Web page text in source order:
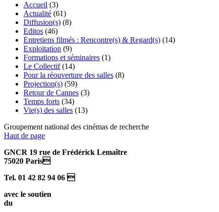
Accueil (3)
Actualité (61)
Diffusion(s) (8)
Editos (46)
Entretiens filmés : Rencontre(s) & Regard(s) (14)
Exploitation (9)
Formations et séminaires (1)
Le Collectif(14)
Pour la réouverture des salles (8)
Projection(s) (59)
Retour de Cannes (3)
Temps forts (34)
Vie(s) des salles (13)
Groupement national des cinémas de recherche
Haut de page
GNCR 19 rue de Frédérick Lemaître
75020 Paris
Tel. 01 42 82 94 06 
avec le soutien
du